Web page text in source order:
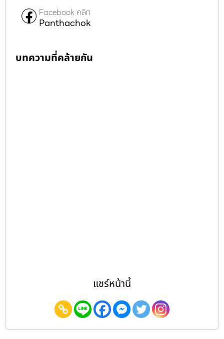
Facebook คลิก
Panthachok
บทความที่คล้ายกัน
แชร์หน้านี้